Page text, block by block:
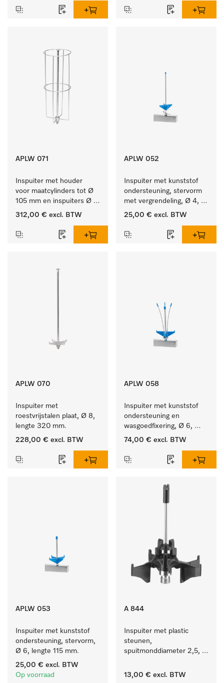
APLW 071
Inspuiter met houder
voor maatcylinders tot Ø
105 mm en inspuiters Ø
8, lengte 320 mm.
312,00 € excl. BTW
APLW 052
Inspuiter met kunststof
ondersteuning, stervorm
met vergrendeling, Ø 4,
lengte 175 mm.
25,00 € excl. BTW
APLW 070
Inspuiter met
roestvrijstalen plaat, Ø 8,
lengte 320 mm.
228,00 € excl. BTW
APLW 058
Inspuiter met kunststof
ondersteuning en
wasgoedfixering, Ø 6,
lengte 135 mm.
74,00 € excl. BTW
APLW 053
Inspuiter met kunststof
ondersteuning, stervorm,
Ø 6, lengte 115 mm.
25,00 € excl. BTW
Op voorraad
A 844
Inspuiter met plastic
steunen,
spuitmonddiameter 2,5,
13,00 € excl. BTW